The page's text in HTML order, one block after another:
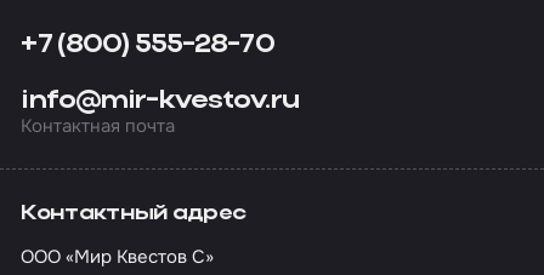
+7 (800) 555-28-70
info@mir-kvestov.ru
Контактная почта
Контактный адрес
ООО «Мир Квестов С»